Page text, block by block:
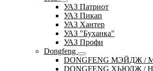
УАЗ Патриот
УАЗ Пикап
УАЗ Хантер
УАЗ "Буханка"
УАЗ Профи
Dongfeng
DONGFENG МЭЙДЖ /
DONGFENG ХЬЮДЖ /